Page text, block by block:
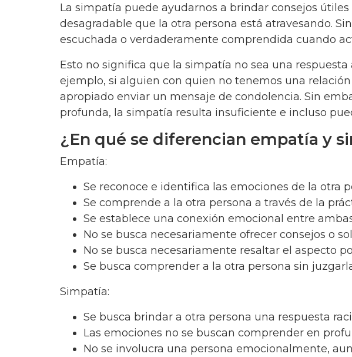
La simpatía puede ayudarnos a brindar consejos
desagradable que la otra persona está atravesando.
escuchada o verdaderamente comprendida cuando
Esto no significa que la simpatía no sea una
ejemplo, si alguien con quien no tenemos una
apropiado enviar un mensaje de condolencia. Sin
profunda, la simpatía resulta insuficiente e incluso
¿En qué se diferencian empatía y
Empatía:
Se reconoce e identifica las emociones de la otra
Se comprende a la otra persona a través de la
Se establece una conexión emocional entre
No se busca necesariamente ofrecer consejos o
No se busca necesariamente resaltar el aspecto
Se busca comprender a la otra persona sin
Simpatía:
Se busca brindar a otra persona una respuesta
Las emociones no se buscan comprender en
No se involucra una persona emocionalmente,